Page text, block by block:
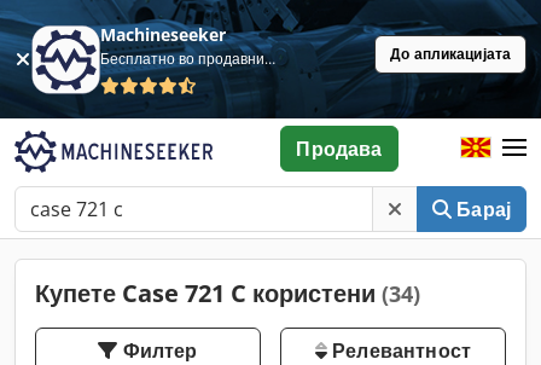
Machineseeker
Бесплатно во продавница До апликацијата
Барај
Продава
Купете Case 721 C користени (34)
Филтер Релевантност